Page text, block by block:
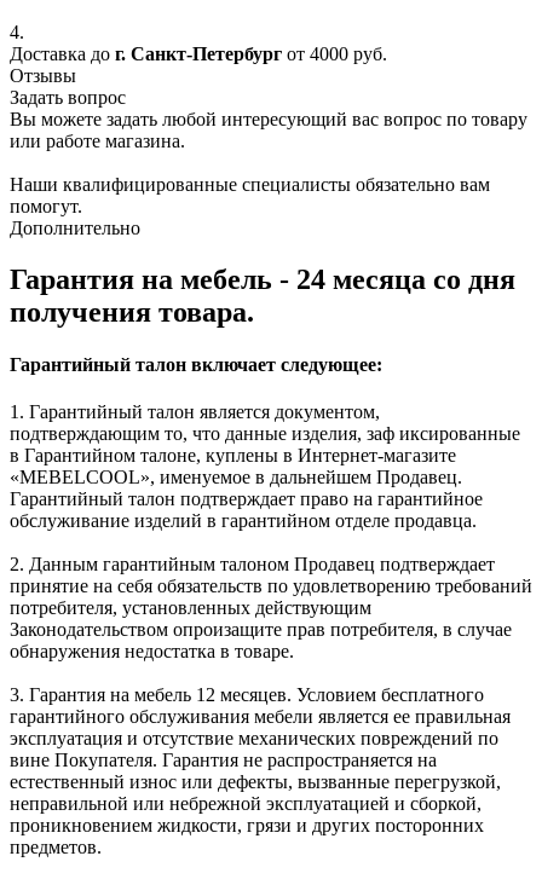
4.
Доставка до г. Санкт-Петербург от 4000 руб.
Отзывы
Задать вопрос
Вы можете задать любой интересующий вас вопрос по товару
или работе магазина.
Наши квалифицированные специалисты обязательно вам
помогут.
Дополнительно
Гарантия на мебель - 24 месяца со дня
получения товара.
Гарантийный талон включает следующее:
1. Гарантийный талон является документом,
подтверждающим то, что данные изделия, заф иксированные
в Гарантийном талоне, куплены в Интернет-магазите
«MEBELCOOL», именуемое в дальнейшем Продавец.
Гарантийный талон подтверждает право на гарантийное
обслуживание изделий в гарантийном отделе продавца.
2. Данным гарантийным талоном Продавец подтверждает
принятие на себя обязательств по удовлетворению требований
потребителя, установленных действующим
Законодательством опроизащите прав потребителя, в случае
обнаружения недостатка в товаре.
3. Гарантия на мебель 12 месяцев. Условием бесплатного
гарантийного обслуживания мебели является ее правильная
эксплуатация и отсутствие механических повреждений по
вине Покупателя. Гарантия не распространяется на
естественный износ или дефекты, вызванные перегрузкой,
неправильной или небрежной эксплуатацией и сборкой,
проникновением жидкости, грязи и других посторонних
предметов.